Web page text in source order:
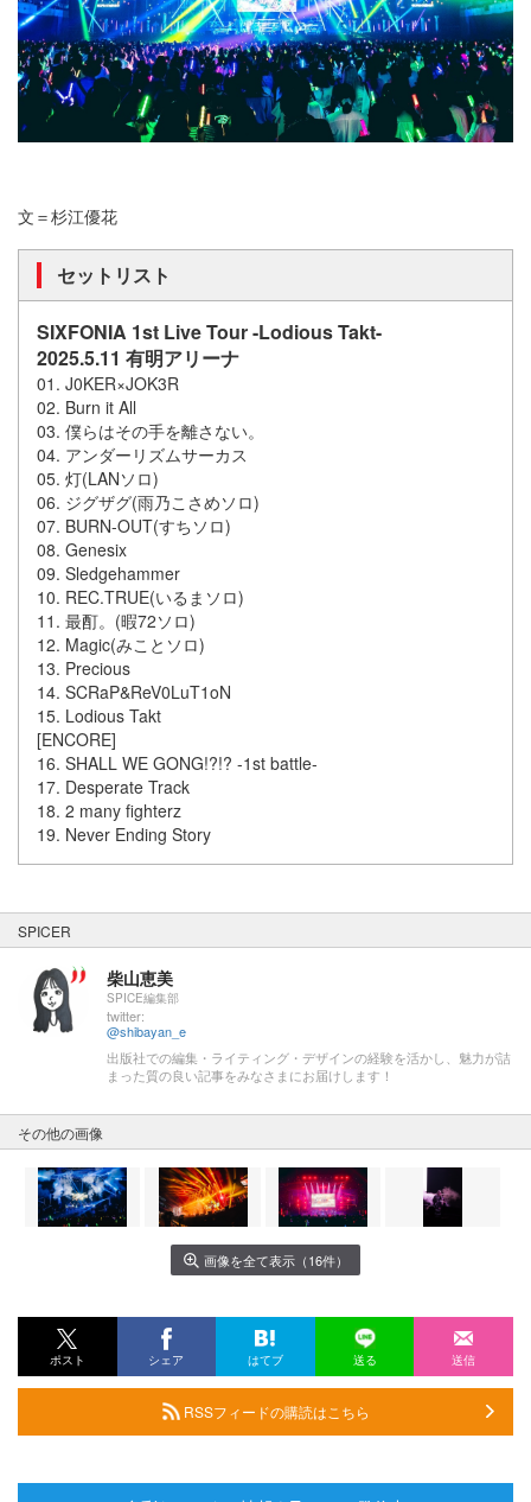
文＝杉江優花
セットリスト
SIXFONIA 1st Live Tour -Lodious Takt-
2025.5.11 有明アリーナ
01. J0KER×JOK3R
02. Burn it All
03. 僕らはその手を離さない。
04. アンダーリズムサーカス
05. 灯(LANソロ)
06. ジグザグ(雨乃こさめソロ)
07. BURN-OUT(すちソロ)
08. Genesix
09. Sledgehammer
10. REC.TRUE(いるまソロ)
11. 最酊。(暇72ソロ)
12. Magic(みことソロ)
13. Precious
14. SCRaP&ReV0LuT1oN
15. Lodious Takt
[ENCORE]
16. SHALL WE GONG!?!? -1st battle-
17. Desperate Track
18. 2 many fighterz
19. Never Ending Story
SPICER
柴山恵美
SPICE編集部
twitter:
@shibayan_e
出版社での編集・ライティング・デザインの経験を活かし、魅力が詰
まった質の良い記事をみなさまにお届けします！
その他の画像
画像を全て表示（16件）
ポスト シェア はてブ 送る 送信
RSSフィードの購読はこちら